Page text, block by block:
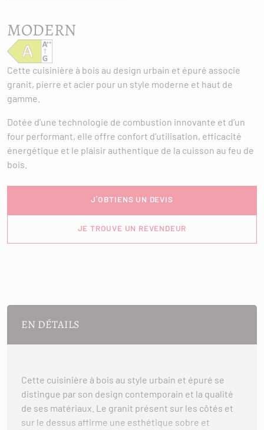
MODERN
Cette cuisinière à bois au design urbain et épuré associe
granit, pierre et acier pour un style moderne et haut de
gamme.
Dotée d’une technologie de combustion innovante et d’un
four performant, elle offre confort d’utilisation, efficacité
énergétique et le plaisir authentique de la cuisson au feu de
bois.
J'OBTIENS UN DEVIS
JE TROUVE UN REVENDEUR
EN DÉTAILS
Cette cuisinière à bois au style urbain et épuré se
distingue par son design contemporain et la qualité
de ses matériaux. Le granit présent sur les côtés et
sur le dessus affirme une esthétique sobre et